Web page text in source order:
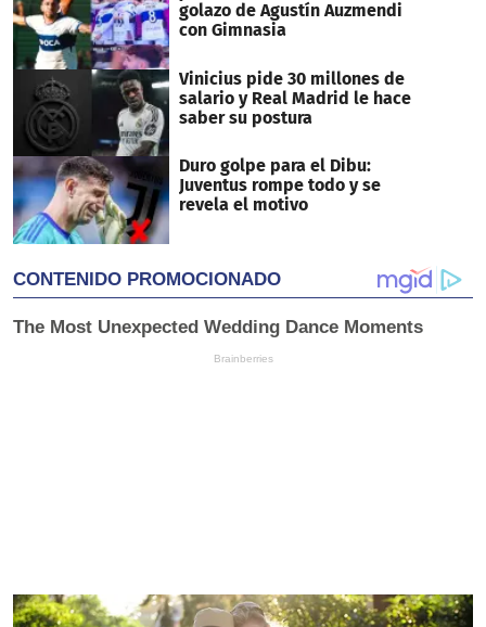
golazo de Agustín Auzmendi
con Gimnasia
Vinicius pide 30 millones de
salario y Real Madrid le hace
saber su postura
Duro golpe para el Dibu:
Juventus rompe todo y se
revela el motivo